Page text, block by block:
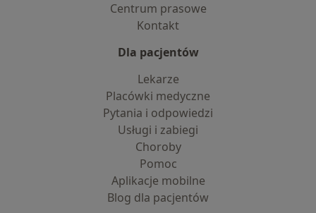
Centrum prasowe
Kontakt
Dla pacjentów
Lekarze
Placówki medyczne
Pytania i odpowiedzi
Usługi i zabiegi
Choroby
Pomoc
Aplikacje mobilne
Blog dla pacjentów